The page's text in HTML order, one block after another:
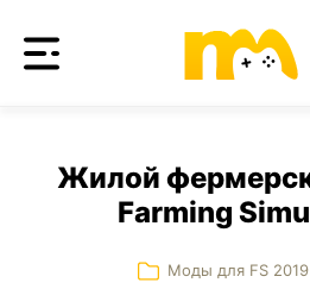
Жилой
Farming
Моды для FS 2019